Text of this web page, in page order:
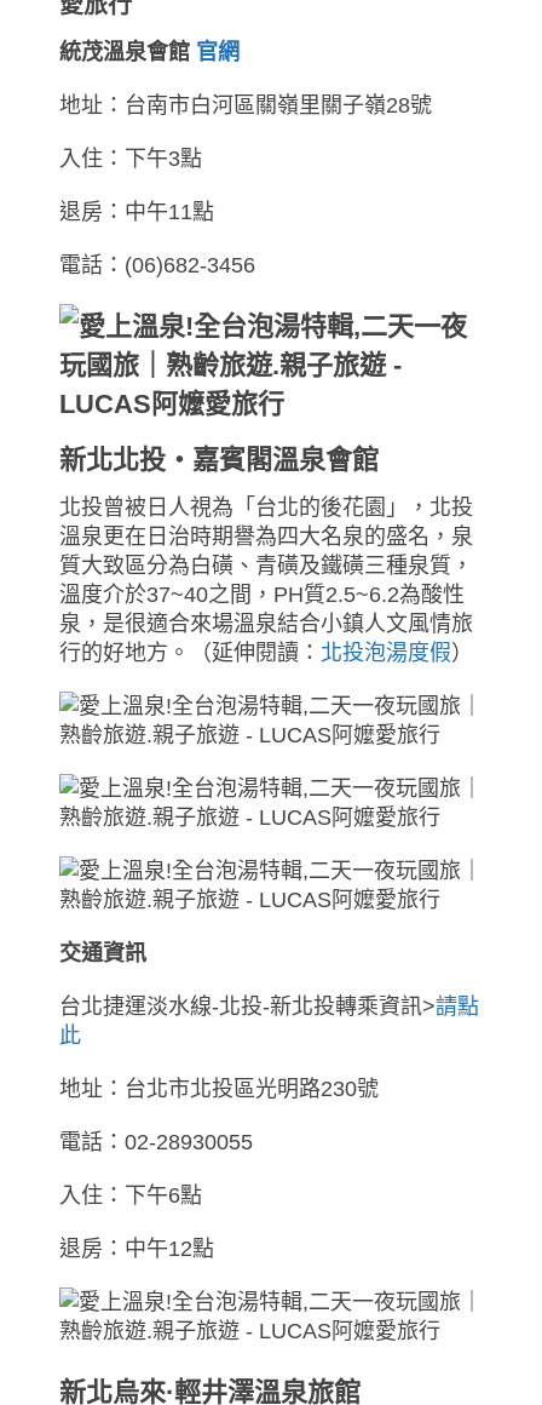
統茂溫泉會館 官網
地址：台南市白河區關嶺里關子嶺28號
入住：下午3點
退房：中午11點
電話：(06)682-3456
新北北投‧嘉賓閣溫泉會館
北投曾被日人視為「台北的後花園」，北投
溫泉更在日治時期譽為四大名泉的盛名，泉
質大致區分為白磺、青磺及鐵磺三種泉質，
溫度介於37~40之間，PH質2.5~6.2為酸性
泉，是很適合來場溫泉結合小鎮人文風情旅
行的好地方。（延伸閱讀： 北投泡湯度假）
交通資訊
台北捷運淡水線-北投-新北投轉乘資訊>請點
此
地址：台北市北投區光明路230號
電話：02-28930055
入住：下午6點
退房：中午12點
新北烏來·輕井澤溫泉旅館